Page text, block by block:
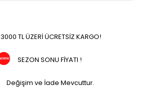
3000 TL ÜZERİ ÜCRETSİZ KARGO!
SEZON SONU FİYATI !
Değişim ve İade Mevcuttur.